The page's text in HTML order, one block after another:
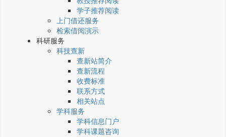
学子推荐阅读
上门借还服务
检索借阅演示
科研服务
科技查新
查新站简介
查新流程
收费标准
联系方式
相关站点
学科服务
学科信息门户
学科课题咨询